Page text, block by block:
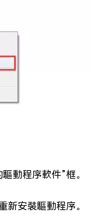
動程序軟件”框。
新安裝驅動程序。